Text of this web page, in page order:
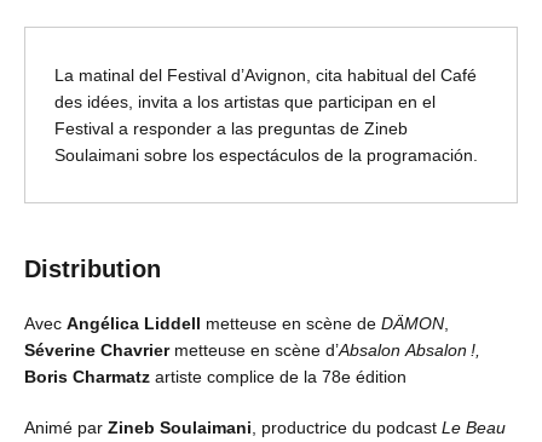
La matinal del Festival d’Avignon, cita habitual del Café
des idées, invita a los artistas que participan en el
Festival a responder a las preguntas de Zineb
Soulaimani sobre los espectáculos de la programación.
Distribution
Avec Angélica Liddell metteuse en scène de DÄMON
Séverine Chavriermetteuse en scène d’Absalon Absalon !,
Boris Charmatz artiste complice de la 78e édition
Animé par Zineb Soulaimani , productrice du podcast Le Beau